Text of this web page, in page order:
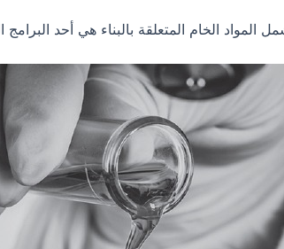
المواد الخام المتعلقة بالبناء هي أحد البرامج